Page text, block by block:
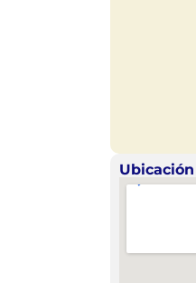
Ubicación